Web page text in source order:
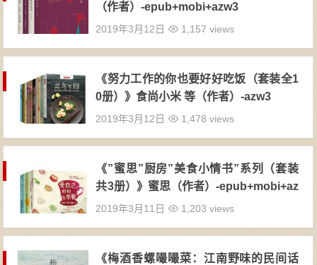
（作者）-epub+mobi+azw3
2019年3月12日 1,157 views
《努力工作的你也要好好吃饭（套装全1
0册）》食尚小米 等（作者）-azw3
2019年3月12日 1,478 views
《”蜜思”厨房”美食小情书”系列（套装
共3册）》蜜思（作者）-epub+mobi+az
w3
2019年3月11日 1,203 views
《梅酒香螺嘬嘬菜：江南野味的民间话